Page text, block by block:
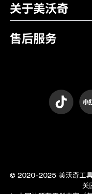
关于美沃奇
售后服务
© 2020-2025 美沃奇工具
关